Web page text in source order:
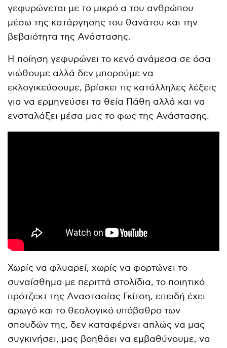
γεφυρώνεται με το μικρό α του ανθρώπου
μέσω της κατάργησης του θανάτου και την
βεβαιότητα της Ανάστασης.
Η ποίηση γεφυρώνει το κενό ανάμεσα σε όσα
νιώθουμε αλλά δεν μπορούμε να
εκλογικεύσουμε, βρίσκει τις κατάλληλες λέξεις
για να ερμηνεύσει τα θεία Πάθη αλλά και να
ενσταλάξει μέσα μας το φως της Ανάστασης.
Χωρίς να φλυαρεί, χωρίς να φορτώνει το
συναίσθημα με περιττά στολίδια, το ποιητικό
πρότζεκτ της Αναστασίας Γκίτση, επειδή έχει
αρωγό και το θεολογικό υπόβαθρο των
σπουδών της, δεν καταφέρνει απλώς να μας
συγκινήσει, μας βοηθάει να εμβαθύνουμε, να